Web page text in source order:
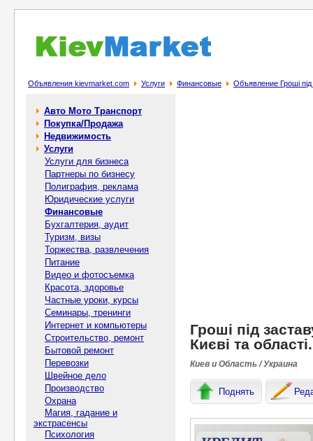
Объявления kievmarket.com Услуги Финансовые Объявление Гроші під
Авто Мото Транспорт
Покупка/Продажа
Недвижимость
Услуги
Услуги для бизнеса
Партнеры по бизнесу
Полиграфия, реклама
Юридические услуги
Финансовые
Бухгалтерия, аудит
Туризм, визы
Торжества, развлечения
Питание
Видео и фотосъемка
Красота, здоровье
Частные уроки, курсы
Семинары, тренинги
Интернет и компьютеры
Строительство, ремонт
Бытовой ремонт
Перевозки
Швейное дело
Производство
Охрана
Магия, гадание и
экстрасенсы
Психология
Гроші під
Києві та області.
Киев и Область / Украина
Поднять